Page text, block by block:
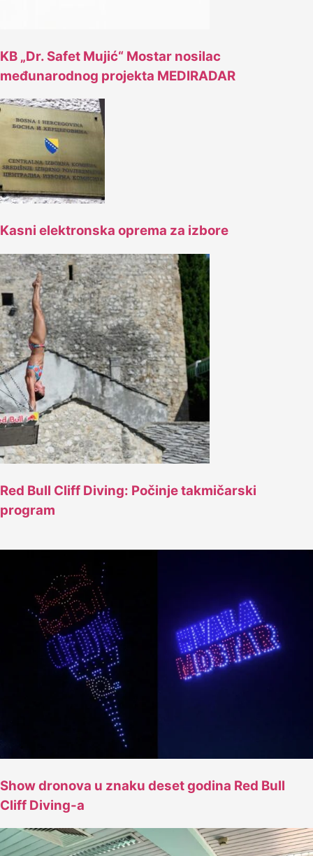
KB „Dr. Safet Mujić“ Mostar nosilac
međunarodnog projekta MEDIRADAR
Kasni elektronska oprema za izbore
Red Bull Cliff Diving: Počinje takmičarski
program
Show dronova u znaku deset godina Red Bull
Cliff Diving-a